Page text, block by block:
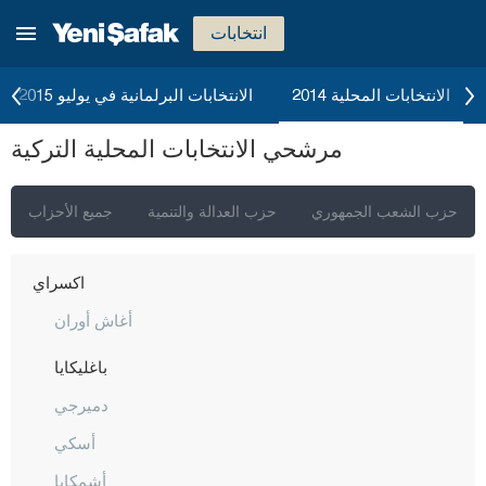
انتخابات
الانتخابات البرلمانية في يوليو 2015 الانتخابات المحلية 2014
مرشحي الانتخابات المحلية التركية
جميع الأحزاب حزب العدالة والتنمية حزب الشعب الجمهوري
أنقرة
أضنة
أديامان
أغري
أكسراي
أغاش أوران
باغليكايا
دميرجي
أسكي
أشمكايا